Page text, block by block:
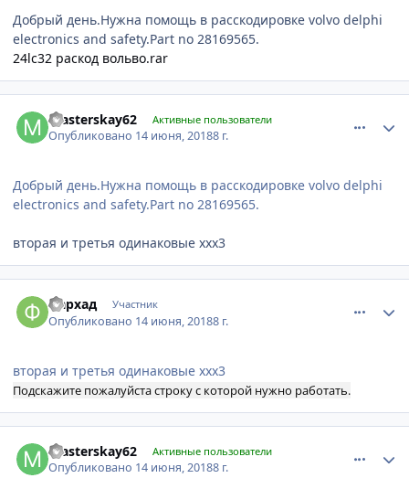
Добрый день.Нужна помощь в расскодировке volvo delphi
electronics and safety.Part no 28169565.
24lc32 раскод вольво.rar
masterskay62 Активные пользователи
Опубликовано 14 июня, 20188 г.
Добрый день.Нужна помощь в расскодировке volvo delphi
electronics and safety.Part no 28169565.
вторая и третья одинаковые xxx3
фархад Участник
Опубликовано 14 июня, 20188 г.
вторая и третья одинаковые xxx3
Подскажите пожалуйста строку с которой нужно работать.
masterskay62 Активные пользователи
Опубликовано 14 июня, 20188 г.